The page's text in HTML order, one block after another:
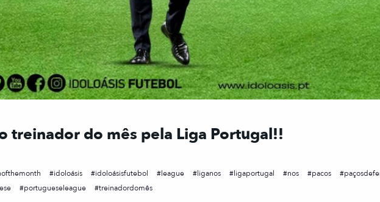
treinador do mês pela Liga Portugal!!
idoloásis idoloásisfutebol league liganos ligaportugal nos pacos
portugueseleague treinadordomês